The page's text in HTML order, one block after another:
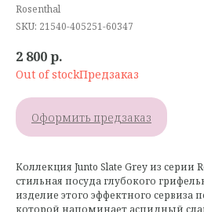
Rosenthal
SKU: 21540-405251-60347
2 800р.
Out of stock
Оформить предзаказ
Коллекция Junto Slate Grey из серии
стильная посуда глубокого
изделие этого эффектного сервиза